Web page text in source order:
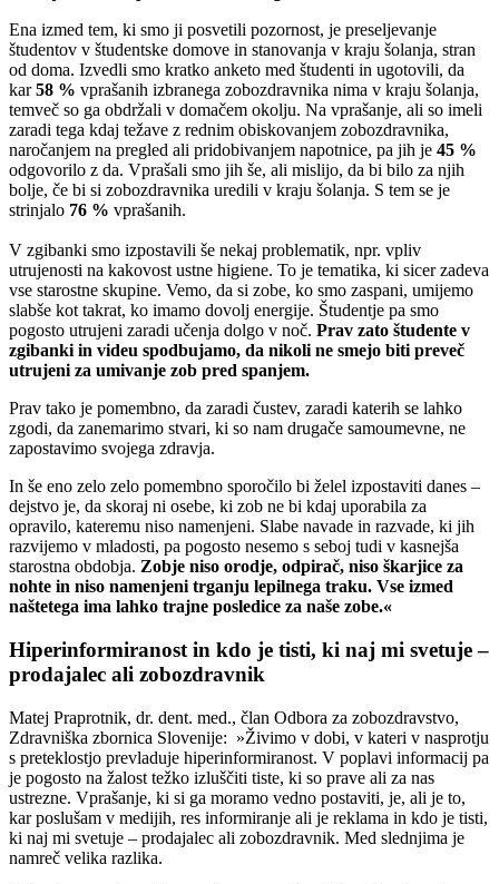
Ena izmed tem, ki smo ji posvetili pozornost, je preseljevanje
študentov v študentske domove in stanovanja v kraju šolanja, stran
od doma. Izvedli smo kratko anketo med študenti in ugotovili, da
kar58 % vprašanih izbranega zobozdravnika nima v kraju šolanja,
temveč so ga obdržali v domačem okolju. Na vprašanje, ali so imeli
zaradi tega kdaj težave z rednim obiskovanjem zobozdravnika,
naročanjem na pregled ali pridobivanjem napotnice, pa jih je 45 %
odgovorilo z da. Vprašali smo jih še, ali mislijo, da bi bilo za njih
bolje, če bi si zobozdravnika uredili v kraju šolanja. S tem se je
strinjalo 76 % vprašanih.
V zgibanki smo izpostavili še nekaj problematik, npr. vpliv
utrujenosti na kakovost ustne higiene. To je tematika, ki sicer zadeva
vse starostne skupine. Vemo, da si zobe, ko smo zaspani, umijemo
slabše kot takrat, ko imamo dovolj energije. Študentje pa smo
pogosto utrujeni zaradi učenja dolgo v noč. Prav zato študente v
zgibanki in videu spodbujamo, da nikoli ne smejo biti preveč
utrujeni za umivanje zob pred spanjem.
Prav tako je pomembno, da zaradi čustev, zaradi katerih se lahko
zgodi, da zanemarimo stvari, ki so nam drugače samoumevne, ne
zapostavimo svojega zdravja.
In še eno zelo zelo pomembno sporočilo bi želel izpostaviti danes –
dejstvo je, da skoraj ni osebe, ki zob ne bi kdaj uporabila za
opravilo, kateremu niso namenjeni. Slabe navade in razvade, ki jih
razvijemo v mladosti, pa pogosto nesemo s seboj tudi v kasnejša
starostna obdobja. Zobje niso orodje, odpirač, niso škarjice za
nohte in niso namenjeni trganju lepilnega traku. Vse izmed
naštetega ima lahko trajne posledice za naše zobe.«
Hiperinformiranost in kdo je tisti, ki naj mi svetuje –
prodajalec ali zobozdravnik
Matej Praprotnik, dr. dent. med., član Odbora za zobozdravstvo,
Zdravniška zbornica Slovenije: »Živimo v dobi, v kateri v nasprotju
s preteklostjo prevladuje hiperinformiranost. V poplavi informacij pa
je pogosto na žalost težko izluščiti tiste, ki so prave ali za nas
ustrezne. Vprašanje, ki si ga moramo vedno postaviti, je, ali je to,
kar poslušam v medijih, res informiranje ali je reklama in kdo je tisti,
ki naj mi svetuje – prodajalec ali zobozdravnik. Med slednjima je
namreč velika razlika.